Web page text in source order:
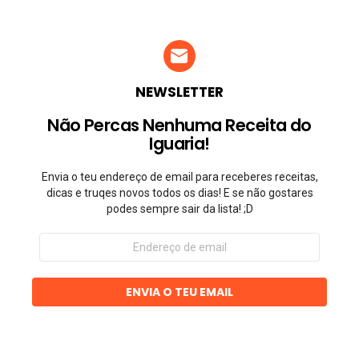
NEWSLETTER
Não Percas Nenhuma Receita do
Iguaria!
Envia o teu endereço de email para receberes receitas,
dicas e truqes novos todos os dias! E se não gostares
podes sempre sair da lista! ;D
Endereço
email
ENVIA O TEU EMAIL